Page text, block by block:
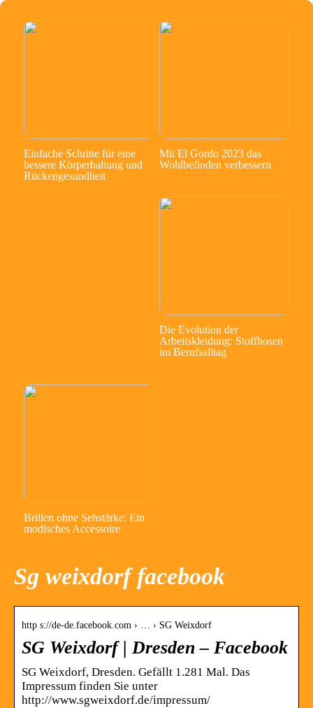
Einfache Schritte für eine
bessere Körperhaltung und
Rückengesundheit
Mit El Gordo 2023 das
Wohlbefinden verbessern
Die Evolution der
Arbeitskleidung: Stoffhosen
im Berufsalltag
Brillen ohne Sehstärke: Ein
modisches Accessoire
Sg weixdorf facebook
http s://de-de.facebook.com › … › SG Weixdorf
SG Weixdorf | Dresden – Facebook
SG Weixdorf, Dresden. Gefällt 1.281 Mal. Das
Impressum finden Sie unter
http://www.sgweixdorf.de/impressum/